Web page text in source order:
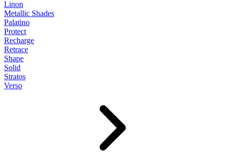
Linon
Metallic Shades
Palatino
Protect
Recharge
Retrace
Shape
Solid
Stratos
Verso